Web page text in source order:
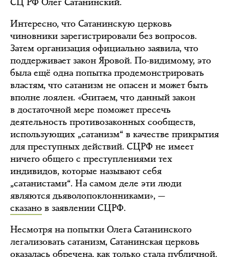
Интересно, что Сатанинскую церковь
чиновники зарегистрировали без вопросов.
Затем организация официально заявила, что
поддерживает закон Яровой. По-видимому, это
была ещё одна попытка продемонстрировать
властям, что сатанизм не опасен и может быть
вполне лоялен. «Считаем, что данный закон
в достаточной мере поможет пресечь
деятельность противозаконных сообществ,
использующих „сатанизм“ в качестве прикрытия
для преступных действий. СЦРФ не имеет
ничего общего с преступлениями тех
индивидов, которые называют себя
„сатанистами“. На самом деле эти люди
являются дьяволопоклонниками», —
сказано в заявлении СЦРФ.
Несмотря на попытки Олега Сатанинского
легализовать сатанизм, Сатанинская церковь
оказалась обречена, как только стала публичной.